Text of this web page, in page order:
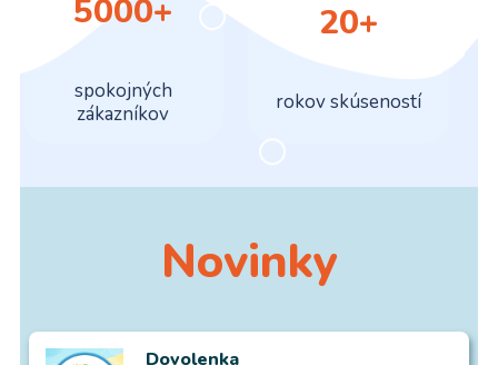
5000+
spokojných
zákazníkov
20+
rokov skúseností
Novinky
Dovolenka